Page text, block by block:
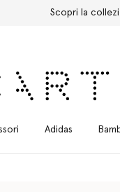
Spedizione
Adidas